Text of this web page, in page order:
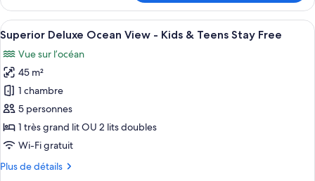
View
-
Kids
&
Teens
Stay
Free
le
type
de
chambre
Superior
Deluxe
Garden
View
Kids
&
Teens
Free
Afficher
toutes
les
photos
pour
ce
type
de
chambre :
Superior
Une chambre d’hôtel équipée d’un
12
Superior Deluxe Ocean View - Kids & Teens Stay Free
Vue sur l’océan
45 m²
1 chambre
5 personnes
1 très grand lit OU 2 lits doubles
Wi-Fi gratuit
Plus de détails
Plus